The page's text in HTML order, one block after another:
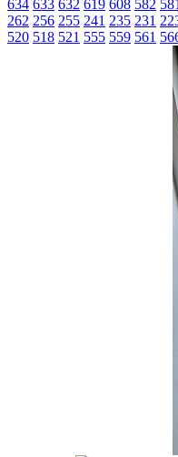
634 633 632 619 608 582 581
262 256 255 241 235 231
520 518 521 555 559 561